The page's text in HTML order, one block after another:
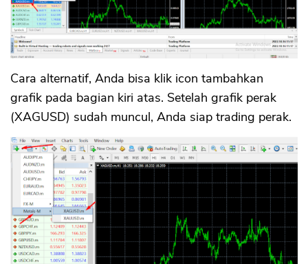
Cara alternatif, Anda bisa klik icon tambahkan
grafik pada bagian kiri atas. Setelah grafik perak
(XAGUSD) sudah muncul, Anda siap trading perak.